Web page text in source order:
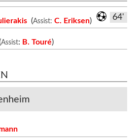
64'
(Assist: C. Eriksen)
Assist: B. Touré)